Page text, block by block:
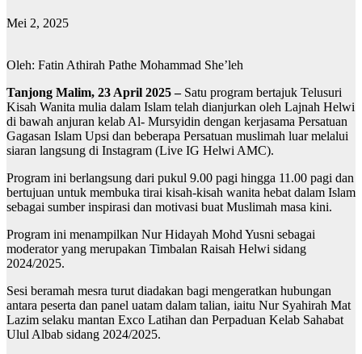
Mei 2, 2025
Oleh: Fatin Athirah Pathe Mohammad She’leh
Tanjong Malim, 23 April 2025 –Satu program bertajuk Telusuri
Kisah Wanita mulia dalam Islam telah dianjurkan oleh Lajnah Helwi
di bawah anjuran kelab Al- Mursyidin dengan kerjasama Persatuan
Gagasan Islam Upsi dan beberapa Persatuan muslimah luar melalui
siaran langsung di Instagram (Live IG Helwi AMC).
Program ini berlangsung dari pukul 9.00 pagi hingga 11.00 pagi dan
bertujuan untuk membuka tirai kisah-kisah wanita hebat dalam Islam
sebagai sumber inspirasi dan motivasi buat Muslimah masa kini.
Program ini menampilkan Nur Hidayah Mohd Yusni sebagai
moderator yang merupakan Timbalan Raisah Helwi sidang
2024/2025.
Sesi beramah mesra turut diadakan bagi mengeratkan hubungan
antara peserta dan panel uatam dalam talian, iaitu Nur Syahirah Mat
Lazim selaku mantan Exco Latihan dan Perpaduan Kelab Sahabat
Ulul Albab sidang 2024/2025.